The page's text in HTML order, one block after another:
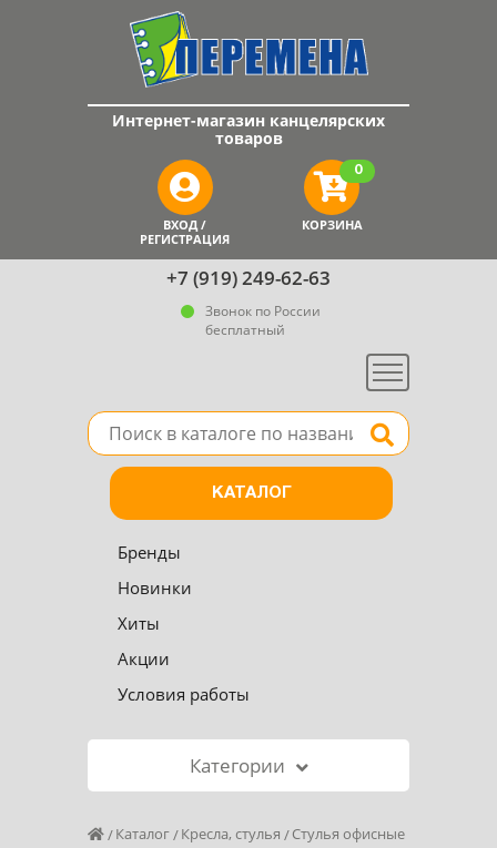
+7 (919) 249-62-63
Звонок по России
бесплатный
Меню
Интернет-магазин канцелярских
товаров
ВХОД /
РЕГИСТРАЦИЯ
КОРЗИНА
0
Поле для поиска товара в каталоге Найти
КАТАЛОГ
Бренды
Новинки
Хиты
Акции
Условия работы
Категории
Каталог Кресла, стулья Стулья офисные